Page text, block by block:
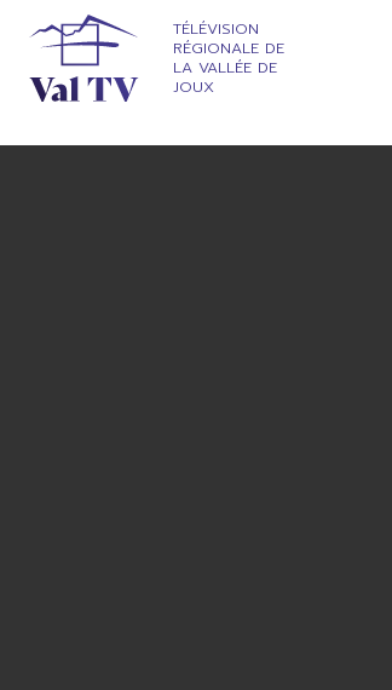
TÉLÉVISION
RÉGIONALE DE
LA VALLÉE DE
JOUX